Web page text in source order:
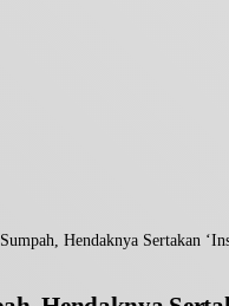
Hendaknya Sertakan